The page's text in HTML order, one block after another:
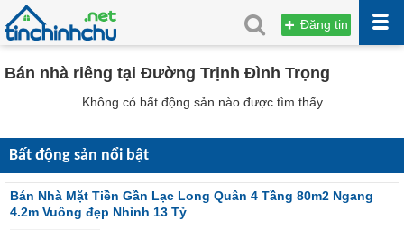
Đăng tin
Bán nhà riêng tại Đường Trịnh Đình Trọng
Không có bất động sản nào được tìm thấy
Bất động sản nổi bật
Bán Nhà Mặt Tiền Gần Lạc Long Quân 4 Tầng 80m2 Ngang
4.2m Vuông đẹp Nhỉnh 13 Tỷ